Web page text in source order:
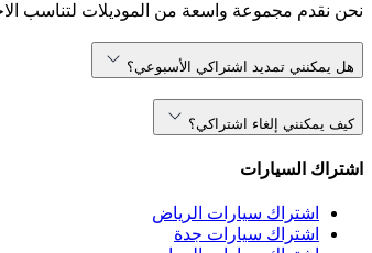
نحن نقدم مجموعة واسعة من الموديلات لتناسب
هل يمكنني تمديد اشتراكي الأسبوعي؟
كيف يمكنني إلغاء اشتراكي؟
اشتراك السيارات
اشتراك سيارات الرياض
اشتراك سيارات جدة